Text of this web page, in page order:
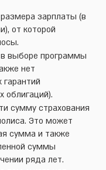
зарплаты (в
от которой
в выборе программы
нет
гарантий
облигаций).
сумму страхования
Это может
сумма и также
суммы
ряда лет.